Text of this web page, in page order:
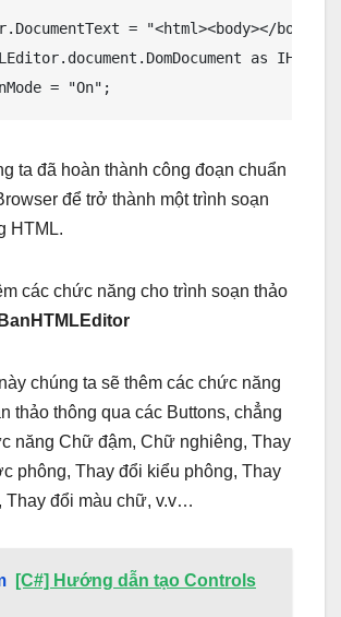
= "<html><body></
as
ta đã hoàn thành công đoạn chuẩn
để trở thành một trình soạn
HTML.
các chức năng cho trình soạn thảo
chúng ta sẽ thêm các chức năng
thảo thông qua các Buttons, chẳng
năng Chữ đậm, Chữ nghiêng, Thay
phông, Thay đổi kiểu phông, Thay
Thay đổi màu chữ, v.v…
[C#] Hướng dẫn tạo Controls